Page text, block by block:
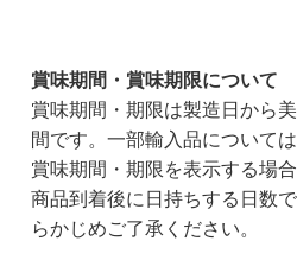
賞味期間・賞味期限について
賞味期間・期限は製造日から
間です。一部輸入品について
賞味期間・期限を表示する場合
商品到着後に日持ちする日数
らかじめご了承ください。